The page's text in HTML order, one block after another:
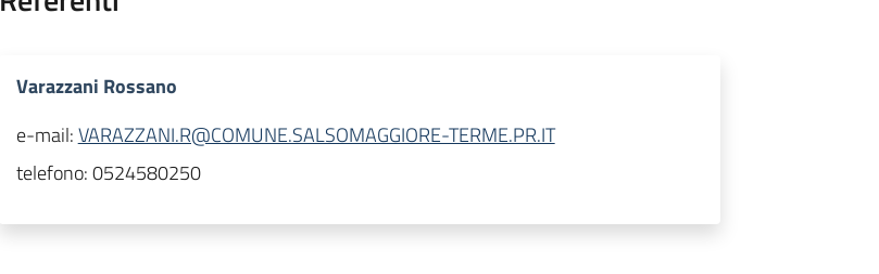
Varazzani Rossano
e-mail:VARAZZANI.R@COMUNE.SALSOMAGGIORE-TERME.PR.IT
telefono:0524580250